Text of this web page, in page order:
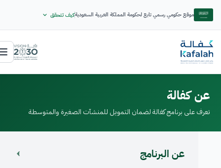
موقع حكومي رسمي تابع لحكومة المملكة العربية السعوديةكيف تتحقق
عن كفالة
تعرف على برنامج كفالة لضمان التمويل للمنشآت الصغيرة والمتوسطة
عن البرنامج